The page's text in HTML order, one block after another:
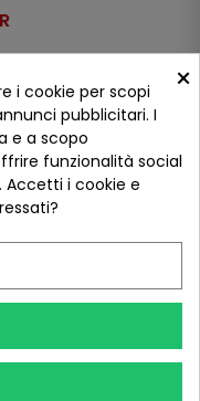
×
i cookie per scopi
pubblicitari. I
e a scopo
funzionalità social
Accetti i cookie e